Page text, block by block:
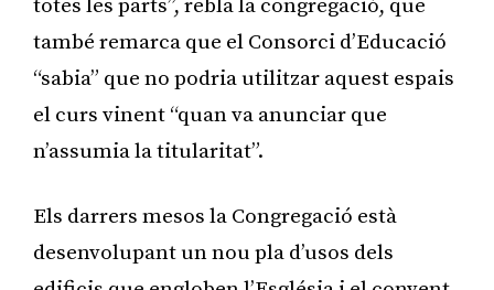
totes les parts”, rebla la congregació, que
també remarca que el Consorci d’Educació
“sabia” que no podria utilitzar aquest espais
el curs vinent “quan va anunciar que
n’assumia la titularitat”.
Els darrers mesos la Congregació està
desenvolupant un nou pla d’usos dels